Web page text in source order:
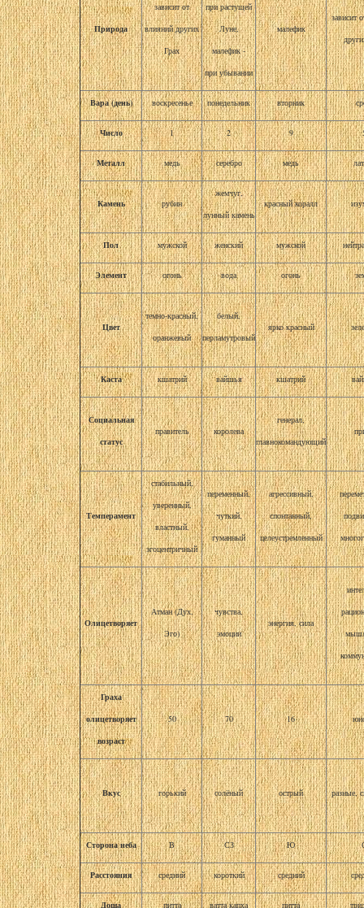
Природа
зависит от
влияний других
Грах
при растущей
Луне,
малефик -
при убывании
малефик
зависит
Вара (день) воскресенье понедельник вторник
Число 1 2 9
Металл медь серебро медь
Камень рубин
жемчуг,
лунный камень
красный коралл
Пол мужской женский мужской
Элемент огонь вода огонь
Цвет
темно-красный,
оранжевый
белый,
перламутровый
ярко красный
Каста кшатрий вайшья кшатрий
Социальная
статус
правитель королева
генерал,
главнокомандующий
Темперамент
стабильный,
уверенный,
властный,
эгоцентричный
переменный,
чуткий,
гуманный
агрессивный,
спонтанный,
целеустремленный
Олицетворяет
Атман (Дух,
Эго)
чувства,
эмоции
энергия, сила
Граха
олицетворяет
возраст
50 70 16
Вкус горький солёный острый разные,
Сторона неба В СЗ Ю
Расстояния средний короткий средний
Доша питта ватта капха питта